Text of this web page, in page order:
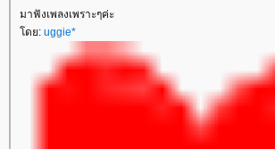
มาฟังเพลงเพราะๆค่ะ
ดย: uggie*